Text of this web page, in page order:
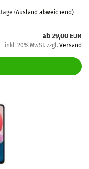
(Ausland abweichend)
ab 29,00 EUR
inkl. 20% MwSt. zzgl. Versand